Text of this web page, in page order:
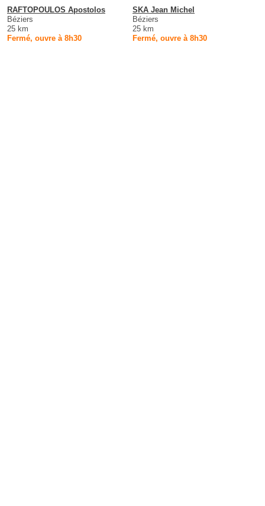
RAFTOPOULOS Apostolos
Béziers
25 km
Fermé, ouvre à 8h30
SKA Jean Michel
Béziers
25 km
Fermé, ouvre à 8h30